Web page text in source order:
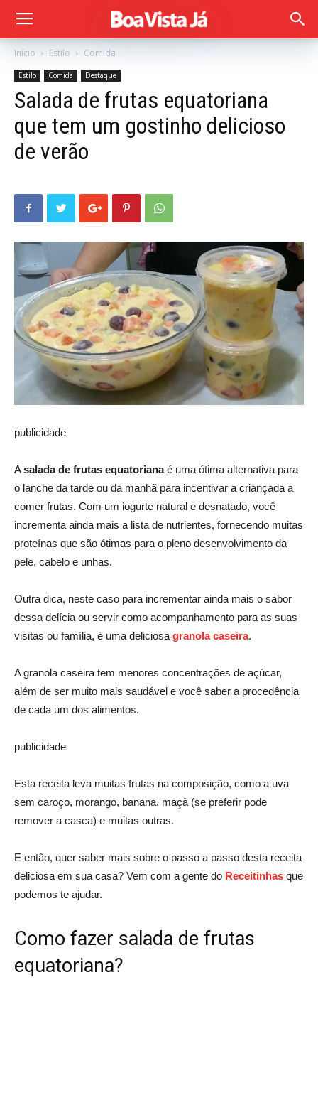
Início Estilo Comida
Estilo Comida Destaque
Salada de frutas equatoriana
que tem um gostinho delicioso
de verão
publicidade
A salada de frutas equatoriana é uma ótima alternativa para
o lanche da tarde ou da manhã para incentivar a criançada a
comer frutas. Com um iogurte natural e desnatado, você
incrementa ainda mais a lista de nutrientes, fornecendo muitas
proteínas que são ótimas para o pleno desenvolvimento da
pele, cabelo e unhas.
Outra dica, neste caso para incrementar ainda mais o sabor
dessa delícia ou servir como acompanhamento para as suas
visitas ou família, é uma deliciosa granola caseira.
A granola caseira tem menores concentrações de açúcar,
além de ser muito mais saudável e você saber a procedência
de cada um dos alimentos.
publicidade
Esta receita leva muitas frutas na composição, como a uva
sem caroço, morango, banana, maçã (se preferir pode
remover a casca) e muitas outras.
E então, quer saber mais sobre o passo a passo desta receita
deliciosa em sua casa? Vem com a gente do Receitinhas que
podemos te ajudar.
Como fazer salada de frutas
equatoriana?